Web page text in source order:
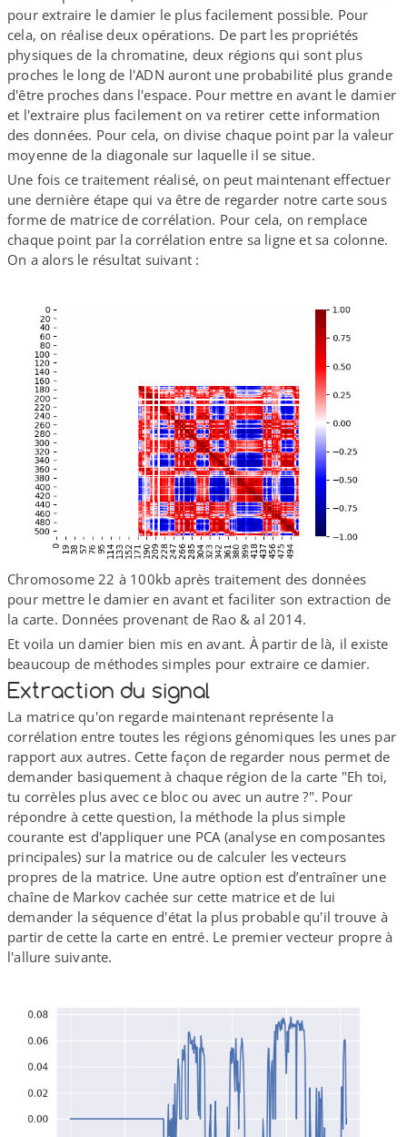
pour extraire le damier le plus facilement possible. Pour
cela, on réalise deux opérations. De part les propriétés
physiques de la chromatine, deux régions qui sont plus
proches le long de l'ADN auront une probabilité plus grande
d'être proches dans l'espace. Pour mettre en avant le damier
et l'extraire plus facilement on va retirer cette information
des données. Pour cela, on divise chaque point par la valeur
moyenne de la diagonale sur laquelle il se situe.
Une fois ce traitement réalisé, on peut maintenant effectuer
une dernière étape qui va être de regarder notre carte sous
forme de matrice de corrélation. Pour cela, on remplace
chaque point par la corrélation entre sa ligne et sa colonne.
On a alors le résultat suivant :
Chromosome 22 à 100kb après traitement des données
pour mettre le damier en avant et faciliter son extraction de
la carte. Données provenant de Rao & al 2014.
Et voila un damier bien mis en avant. À partir de là, il existe
beaucoup de méthodes simples pour extraire ce damier.
Extraction du signal
La matrice qu'on regarde maintenant représente la
corrélation entre toutes les régions génomiques les unes par
rapport aux autres. Cette façon de regarder nous permet de
demander basiquement à chaque région de la carte "Eh toi,
tu corrèles plus avec ce bloc ou avec un autre ?". Pour
répondre à cette question, la méthode la plus simple
courante est d'appliquer une PCA (analyse en composantes
principales) sur la matrice ou de calculer les vecteurs
propres de la matrice. Une autre option est d’entraîner une
chaîne de Markov cachée sur cette matrice et de lui
demander la séquence d'état la plus probable qu'il trouve à
partir de cette la carte en entré. Le premier vecteur propre à
l'allure suivante.